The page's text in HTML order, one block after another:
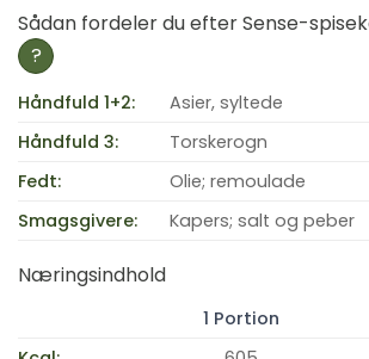
Sådan fordeler du efter Sense-
?
Håndfuld 1+2:
Asier, syltede
Håndfuld 3:
Torskerogn
Fedt:
Olie; remoulade
Smagsgivere:
Kapers; salt og peber
Næringsindhold
1 Portion